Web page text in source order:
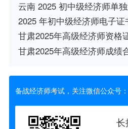
云南 2025 初中级经济师单
2025 年初中级经济师电子证
甘肃2025年高级经济师资格
甘肃2025年高级经济师成绩
备战经济师考试，关注微信公众号：
长